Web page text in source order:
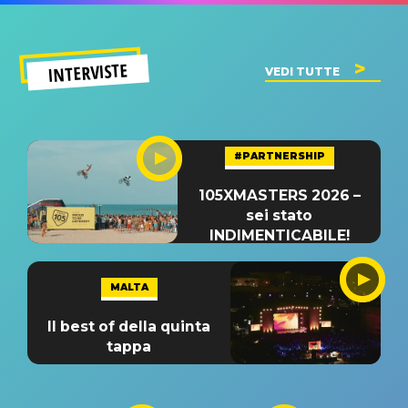
INTERVISTE VEDI TUTTE
#PARTNERSHIP
105XMASTERS 2026 –
sei stato
INDIMENTICABILE!
MALTA
Il best of della quinta
tappa